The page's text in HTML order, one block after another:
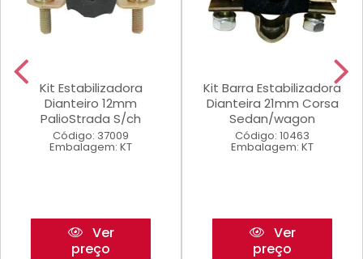
Kit Estabilizadora
Dianteiro 12mm
PalioStrada S/ch
Código: 37009
Embalagem: KT
Ver
preço
Kit Barra Estabilizadora
Dianteira 21mm Corsa
Sedan/wagon
Código: 10463
Embalagem: KT
Ver
preço